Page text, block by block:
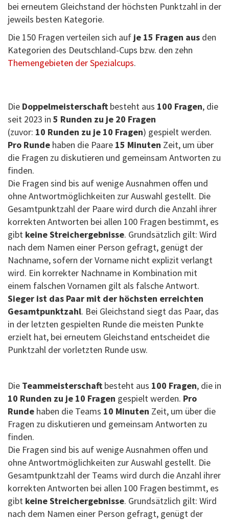
bei erneutem Gleichstand der höchsten Punktzahl in der
jeweils besten Kategorie.
Die 150 Fragen verteilen sich auf je 15 Fragen aus den
Kategorien des Deutschland-Cups bzw. den zehn
Themengebieten der Spezialcups.
Die Doppelmeisterschaft besteht aus 100 Fragen, die
seit 2023 in 5 Runden zu je 20 Fragen
(zuvor: 10 Runden zu je 10 Fragen) gespielt werden.
Pro Runde haben die Paare 15 Minuten Zeit, um über
die Fragen zu diskutieren und gemeinsam Antworten zu
finden.
Die Fragen sind bis auf wenige Ausnahmen offen und
ohne Antwortmöglichkeiten zur Auswahl gestellt. Die
Gesamtpunktzahl der Paare wird durch die Anzahl ihrer
korrekten Antworten bei allen 100 Fragen bestimmt, es
gibt keine Streichergebnisse. Grundsätzlich gilt: Wird
nach dem Namen einer Person gefragt, genügt der
Nachname, sofern der Vorname nicht explizit verlangt
wird. Ein korrekter Nachname in Kombination mit
einem falschen Vornamen gilt als falsche Antwort.
Sieger ist das Paar mit der höchsten erreichten
Gesamtpunktzahl. Bei Gleichstand siegt das Paar, das
in der letzten gespielten Runde die meisten Punkte
erzielt hat, bei erneutem Gleichstand entscheidet die
Punktzahl der vorletzten Runde usw.
Die Teammeisterschaft besteht aus 100 Fragen, die in
10 Runden zu je 10 Fragen gespielt werden. Pro
Runde haben die Teams 10 Minuten Zeit, um über die
Fragen zu diskutieren und gemeinsam Antworten zu
finden.
Die Fragen sind bis auf wenige Ausnahmen offen und
ohne Antwortmöglichkeiten zur Auswahl gestellt. Die
Gesamtpunktzahl der Teams wird durch die Anzahl ihrer
korrekten Antworten bei allen 100 Fragen bestimmt, es
gibt keine Streichergebnisse. Grundsätzlich gilt: Wird
nach dem Namen einer Person gefragt, genügt der